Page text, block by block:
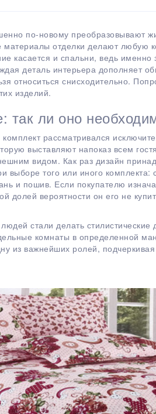
по-новому преобразовывают
материалы отделки делают любую
касается и спальни, ведь именно
деталь интерьера дополняет
относиться снисходительно.
изделий.
так ли оно
рассматривался
выставляют напоказ всем
видом. Как раз дизайн
выборе того или иного комплекта:
и пошив. Если покупателю
долей вероятности он его не
стали делать стилистические
комнаты в определенной
из важнейших ролей,